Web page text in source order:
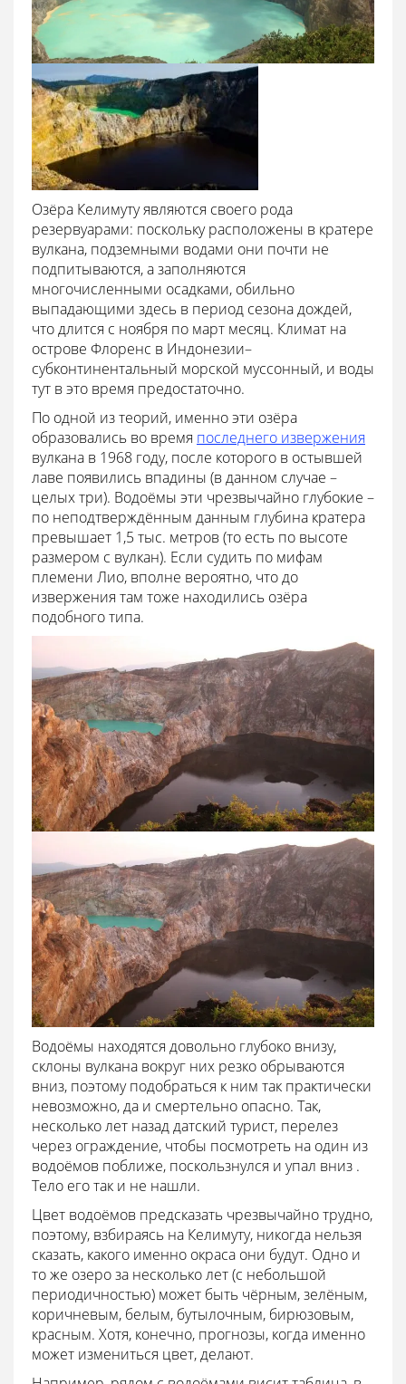
Озёра Келимуту являются своего рода
резервуарами: поскольку расположены в кратере
вулкана, подземными водами они почти не
подпитываются, а заполняются
многочисленными осадками, обильно
выпадающими здесь в период сезона дождей,
что длится с ноября по март месяц. Климат на
острове Флоренс в Индонезии–
субконтинентальный морской муссонный, и воды
тут в это время предостаточно.
По одной из теорий, именно эти озёра
образовались во время последнего извержения
вулкана в 1968 году, после которого в остывшей
лаве появились впадины (в данном случае –
целых три). Водоёмы эти чрезвычайно глубокие –
по неподтверждённым данным глубина кратера
превышает 1,5 тыс. метров (то есть по высоте
размером с вулкан). Если судить по мифам
племени Лио, вполне вероятно, что до
извержения там тоже находились озёра
подобного типа.
Водоёмы находятся довольно глубоко внизу,
склоны вулкана вокруг них резко обрываются
вниз, поэтому подобраться к ним так практически
невозможно, да и смертельно опасно. Так,
несколько лет назад датский турист, перелез
через ограждение, чтобы посмотреть на один из
водоёмов поближе, поскользнулся и упал вниз .
Тело его так и не нашли.
Цвет водоёмов предсказать чрезвычайно трудно,
поэтому, взбираясь на Келимуту, никогда нельзя
сказать, какого именно окраса они будут. Одно и
то же озеро за несколько лет (с небольшой
периодичностью) может быть чёрным, зелёным,
коричневым, белым, бутылочным, бирюзовым,
красным. Хотя, конечно, прогнозы, когда именно
может измениться цвет, делают.